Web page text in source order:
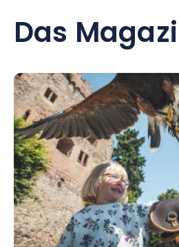
Das